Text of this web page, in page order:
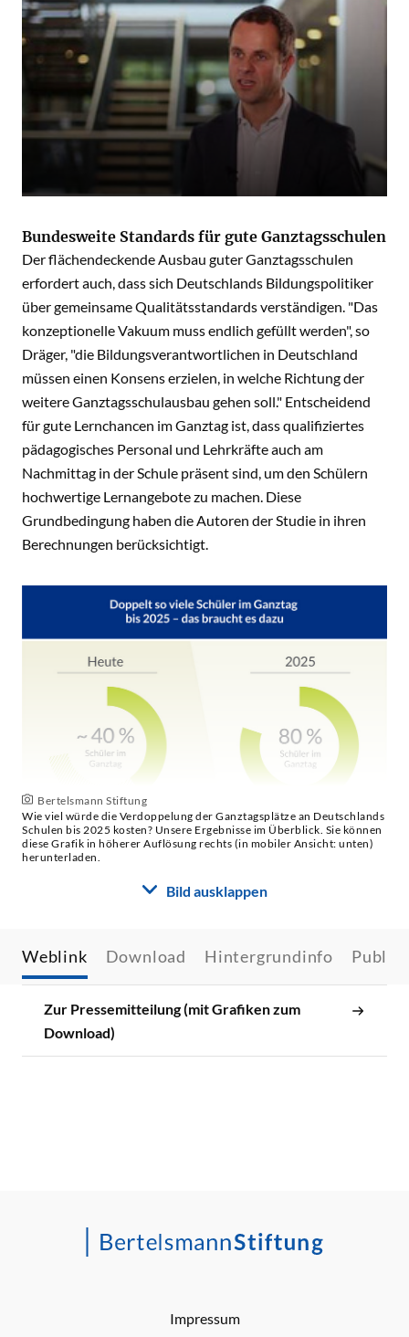
Bundesweite Standards für gute Ganztagsschulen
Der flächendeckende Ausbau guter Ganztagsschulen
erfordert auch, dass sich Deutschlands Bildungspolitiker
über gemeinsame Qualitätsstandards verständigen. "Das
konzeptionelle Vakuum muss endlich gefüllt werden", so
Dräger, "die Bildungsverantwortlichen in Deutschland
müssen einen Konsens erzielen, in welche Richtung der
weitere Ganztagsschulausbau gehen soll." Entscheidend
für gute Lernchancen im Ganztag ist, dass qualifiziertes
pädagogisches Personal und Lehrkräfte auch am
Nachmittag in der Schule präsent sind, um den Schülern
hochwertige Lernangebote zu machen. Diese
Grundbedingung haben die Autoren der Studie in ihren
Berechnungen berücksichtigt.
Bertelsmann Stiftung
Wie viel würde die Verdoppelung der Ganztagsplätze an Deutschlands
Schulen bis 2025 kosten? Unsere Ergebnisse im Überblick. Sie können
diese Grafik in höherer Auflösung rechts (in mobiler Ansicht: unten)
herunterladen.
Bild ausklappen
Weblink Download Hintergrundinfo
Zur Pressemitteilung (mit Grafiken zum
Download)
Impressum